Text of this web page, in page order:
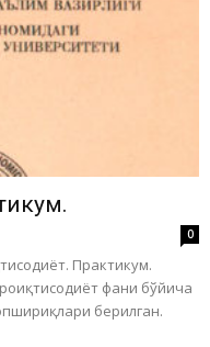
0
Практикум.
фани бўйича
берилган.